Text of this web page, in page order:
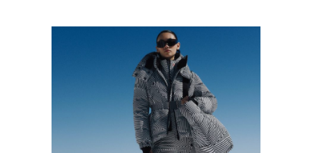
до 31 януари 2025 г., тя отново
привлече вниманието на модния свят,
представяйки колекциите за сезон